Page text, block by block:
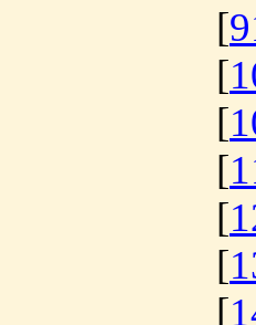
[
[
[
[
[
[
[